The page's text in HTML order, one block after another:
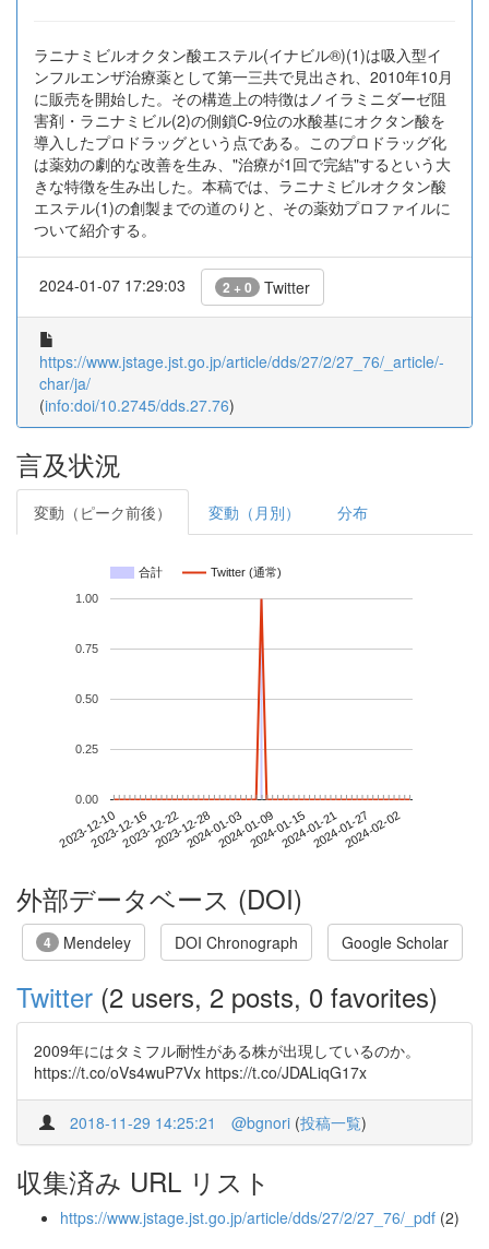
ラニナミビルオクタン酸エステル(イナビル®)(1)は吸入型イ
ンフルエンザ治療薬として第一三共で見出され、2010年10月
に販売を開始した。その構造上の特徴はノイラミニダーゼ阻
害剤・ラニナミビル(2)の側鎖C-9位の水酸基にオクタン酸を
導入したプロドラッグという点である。このプロドラッグ化
は薬効の劇的な改善を生み、"治療が1回で完結"するという大
きな特徴を生み出した。本稿では、ラニナミビルオクタン酸
エステル(1)の創製までの道のりと、その薬効プロファイルに
ついて紹介する。
2024-01-07 17:29:03 2 + 0 Twitter
https://www.jstage.jst.go.jp/article/dds/27/2/27_76/_article/-
char/ja/
(info:doi/10.2745/dds.27.76)
言及状況
変動（ピーク前後） 変動（月別） 分布
合計 Twitter (通常)
2023-12-102023-12-162023-12-222023-12-282024-01-032024-01-092024-01-152024-01-212024-01-272024-02-02
0.00
0.25
0.50
0.75
1.00
外部データベース (DOI)
4 Mendeley DOI Chronograph Google Scholar
Twitter (2 users, 2 posts, 0 favorites)
2009年にはタミフル耐性がある株が出現しているのか。
https://t.co/oVs4wuP7Vx https://t.co/JDALiqG17x
2018-11-29 14:25:21 @bgnori (投稿一覧)
収集済み URL リスト
https://www.jstage.jst.go.jp/article/dds/27/2/27_76/_pdf (2)